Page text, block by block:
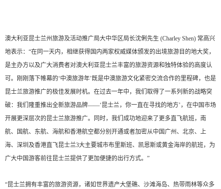
澳大利亚昆士兰州旅游及活动推广局大中华区局长沈俐先生 (Charley Shen) 常高兴
地表示：“在同一天内，相继获得国内两家权威媒体颁发的出境旅游目的地大奖，
是主办方以及广大消费者对澳大利亚昆士兰丰富的旅游资源和独特体验的高度认
可。刚刚落下帷幕的‘中澳旅游年’既是中澳旅游文化紧密交流合作的里程碑，也是
昆士兰旅游推广的极佳发展时机。在过去一年中，我们取得了一系列新的战略突
破：我们隆重推出全新旅游品牌——‘昆士兰，你一直在寻找的地方’，在中国市场
开展更深层次的昆士兰旅游推广。同时，我们成功地迎来了更多直飞航班，南
航、国航、东航、海航和香港航空都分别开通或者加密从中国广州、北京、上
海、深圳及香港直飞昆士兰3大主要城市布里斯班、凯恩斯或黄金海岸的航班，为
广大中国游客前往昆士兰提供了更加便捷的出行方式。”
“昆士兰拥有丰富的旅游资源，诸如世界遗产大堡礁、沙滩海岛、热带雨林等众多